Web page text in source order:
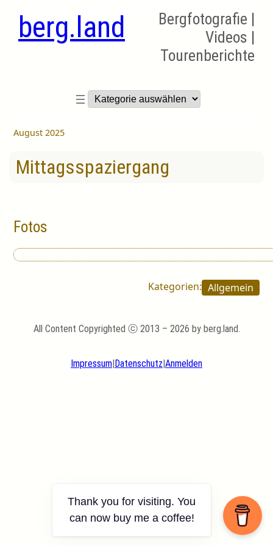
berg.land
Bergfotografie |
Videos |
Tourenberichte
Kategorien
August 2025
Mittagsspaziergang
Fotos
Kategorien: Allgemein
All Content Copyrighted ⓒ 2013 – 2026 by berg.land.
Impressum|Datenschutz|Anmelden
Thank you for visiting. You
can now buy me a coffee!